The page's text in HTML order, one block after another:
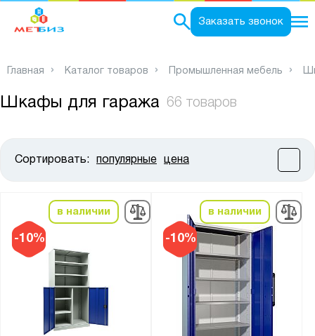
Заказать звонок
Главная Каталог товаров Промышленная мебель
Шкафы для гаража 66 товаров
Сортировать: популярные цена
-10%
в наличии
-10%
в наличии
Высота, мм:
от
Ширина, мм: